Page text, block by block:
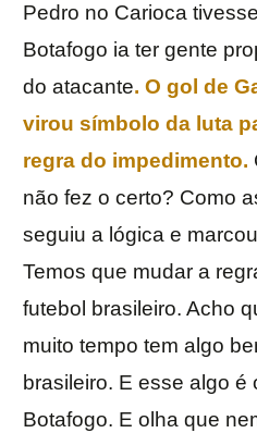
Pedro no Carioca
Botafogo ia ter gente
do atacante. O gol de
virou símbolo da luta
regra do impedimento.
não fez o certo? Como
seguiu a lógica e
Temos que mudar a
futebol brasileiro. Acho
muito tempo tem algo
brasileiro. E esse algo é
Botafogo. E olha que